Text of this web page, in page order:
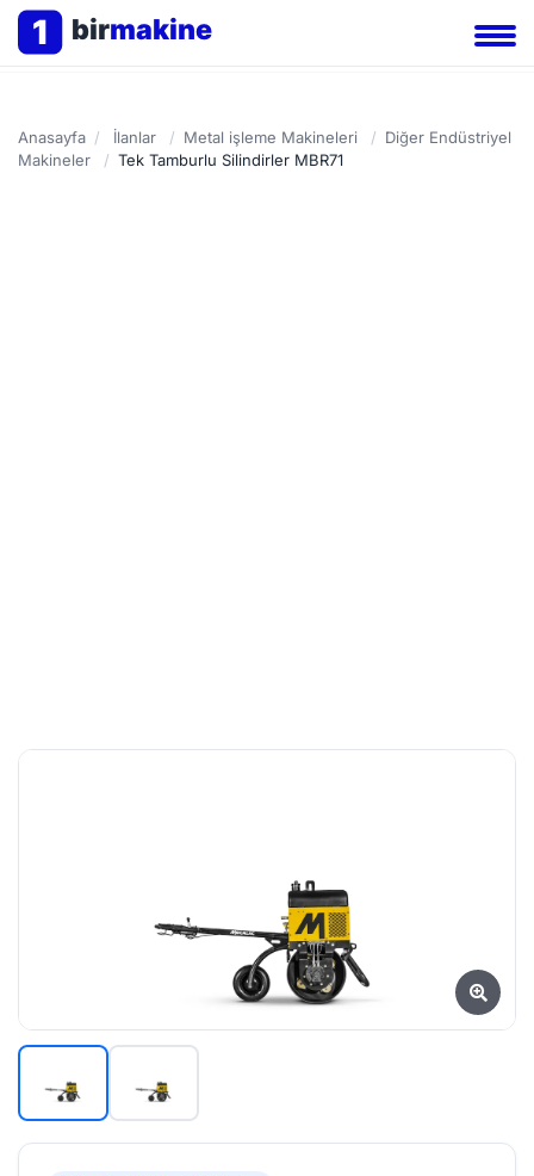
1 birmakine
Anasayfa / İlanlar / Metal işleme Makineleri / Diğer Endüstriyel
Makineler
/ Tek Tamburlu Silindirler MBR71